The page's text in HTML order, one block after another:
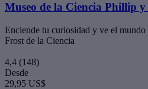
Museo de la Ciencia Phillip
Enciende tu curiosidad y ve el
Frost de la Ciencia
4,4 (148)
Desde
29,95 US$